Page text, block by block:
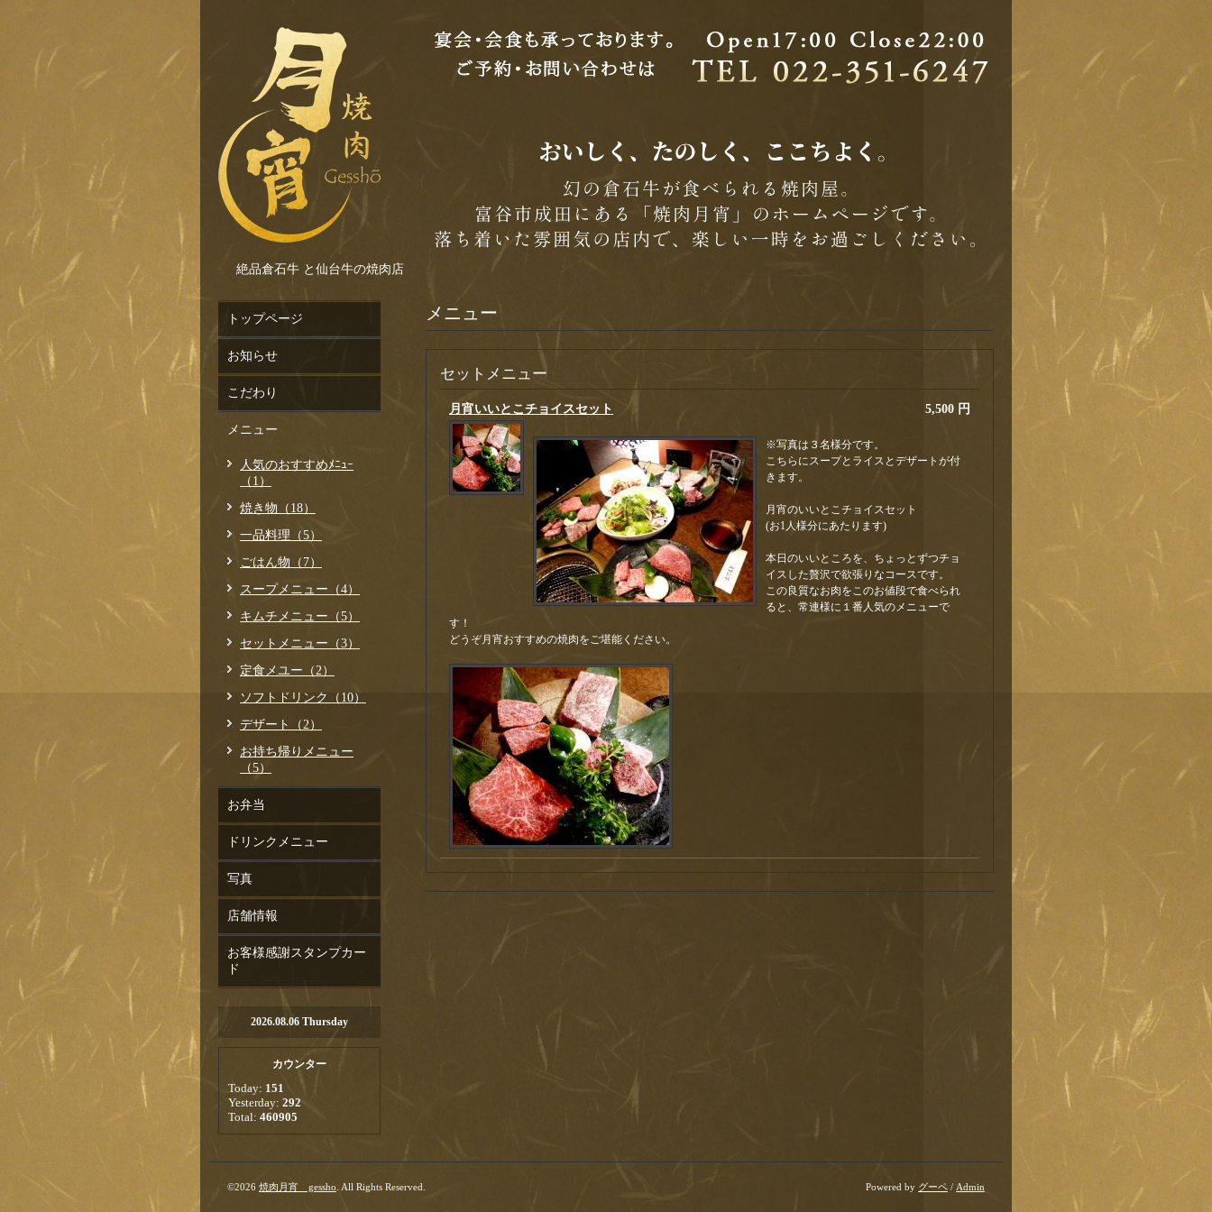
絶品倉石牛 と仙台牛の焼肉店
メニュー
セットメニュー
5,500 円
月宵いいとこチョイスセット
※写真は３名様分です。
こちらにスープとライスとデザートが付
きます。
月宵のいいとこチョイスセット
(お1人様分にあたります)
本日のいいところを、ちょっとずつチョ
イスした贅沢で欲張りなコースです。
この良質なお肉をこのお値段で食べられ
ると、常連様に１番人気のメニューで
す！
どうぞ月宵おすすめの焼肉をご堪能ください。
トップページ
お知らせ
こだわり
メニュー
人気のおすすめﾒﾆｭｰ
（1）
焼き物（18）
一品料理（5）
ごはん物（7）
スープメニュー（4）
キムチメニュー（5）
セットメニュー（3）
定食メユー（2）
ソフトドリンク（10）
デザート（2）
お持ち帰りメニュー
（5）
お弁当
ドリンクメニュー
写真
店舗情報
お客様感謝スタンプカー
ド
2026.08.06 Thursday
カウンター
Today: 151
Yesterday: 292
Total: 460905
©2026 焼肉月宵 gessho . All Rights Reserved. Powered by グーペ / Admin